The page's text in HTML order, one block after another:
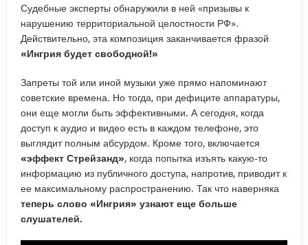
Судебные эксперты обнаружили в ней «призывы к
нарушению территориальной целостности РФ».
Действительно, эта композиция заканчивается фразой
«Ингрия будет свободной!»
Запреты той или иной музыки уже прямо напоминают
советские времена. Но тогда, при дефиците аппаратуры,
они еще могли быть эффективными. А сегодня, когда
доступ к аудио и видео есть в каждом телефоне, это
выглядит полным абсурдом. Кроме того, включается
«эффект Стрейзанд», когда попытка изъять какую-то
информацию из публичного доступа, напротив, приводит к
ее максимальному распространению. Так что наверняка
теперь слово «Ингрия» узнают еще больше
слушателей.